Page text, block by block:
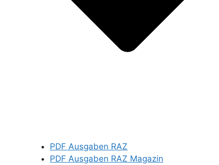
PDF Ausgaben RAZ
PDF Ausgaben RAZ Magazin